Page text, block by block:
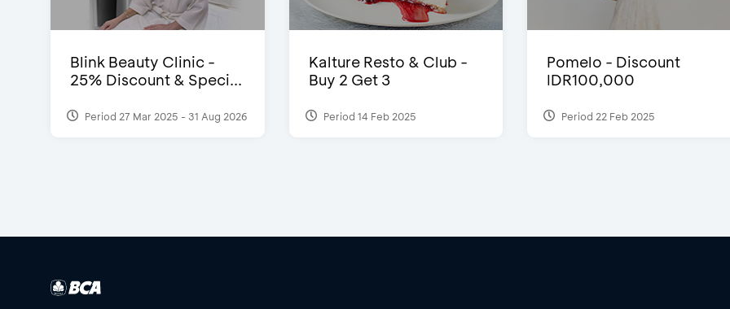
Blink Beauty Clinic -
25% Discount & Speci...
Period 27 Mar 2025 - 31 Aug 2026
Kalture Resto & Club -
Buy 2 Get 3
Period 14 Feb 2025
Pomelo - Discount
IDR100,000
Period 22 Feb 2025